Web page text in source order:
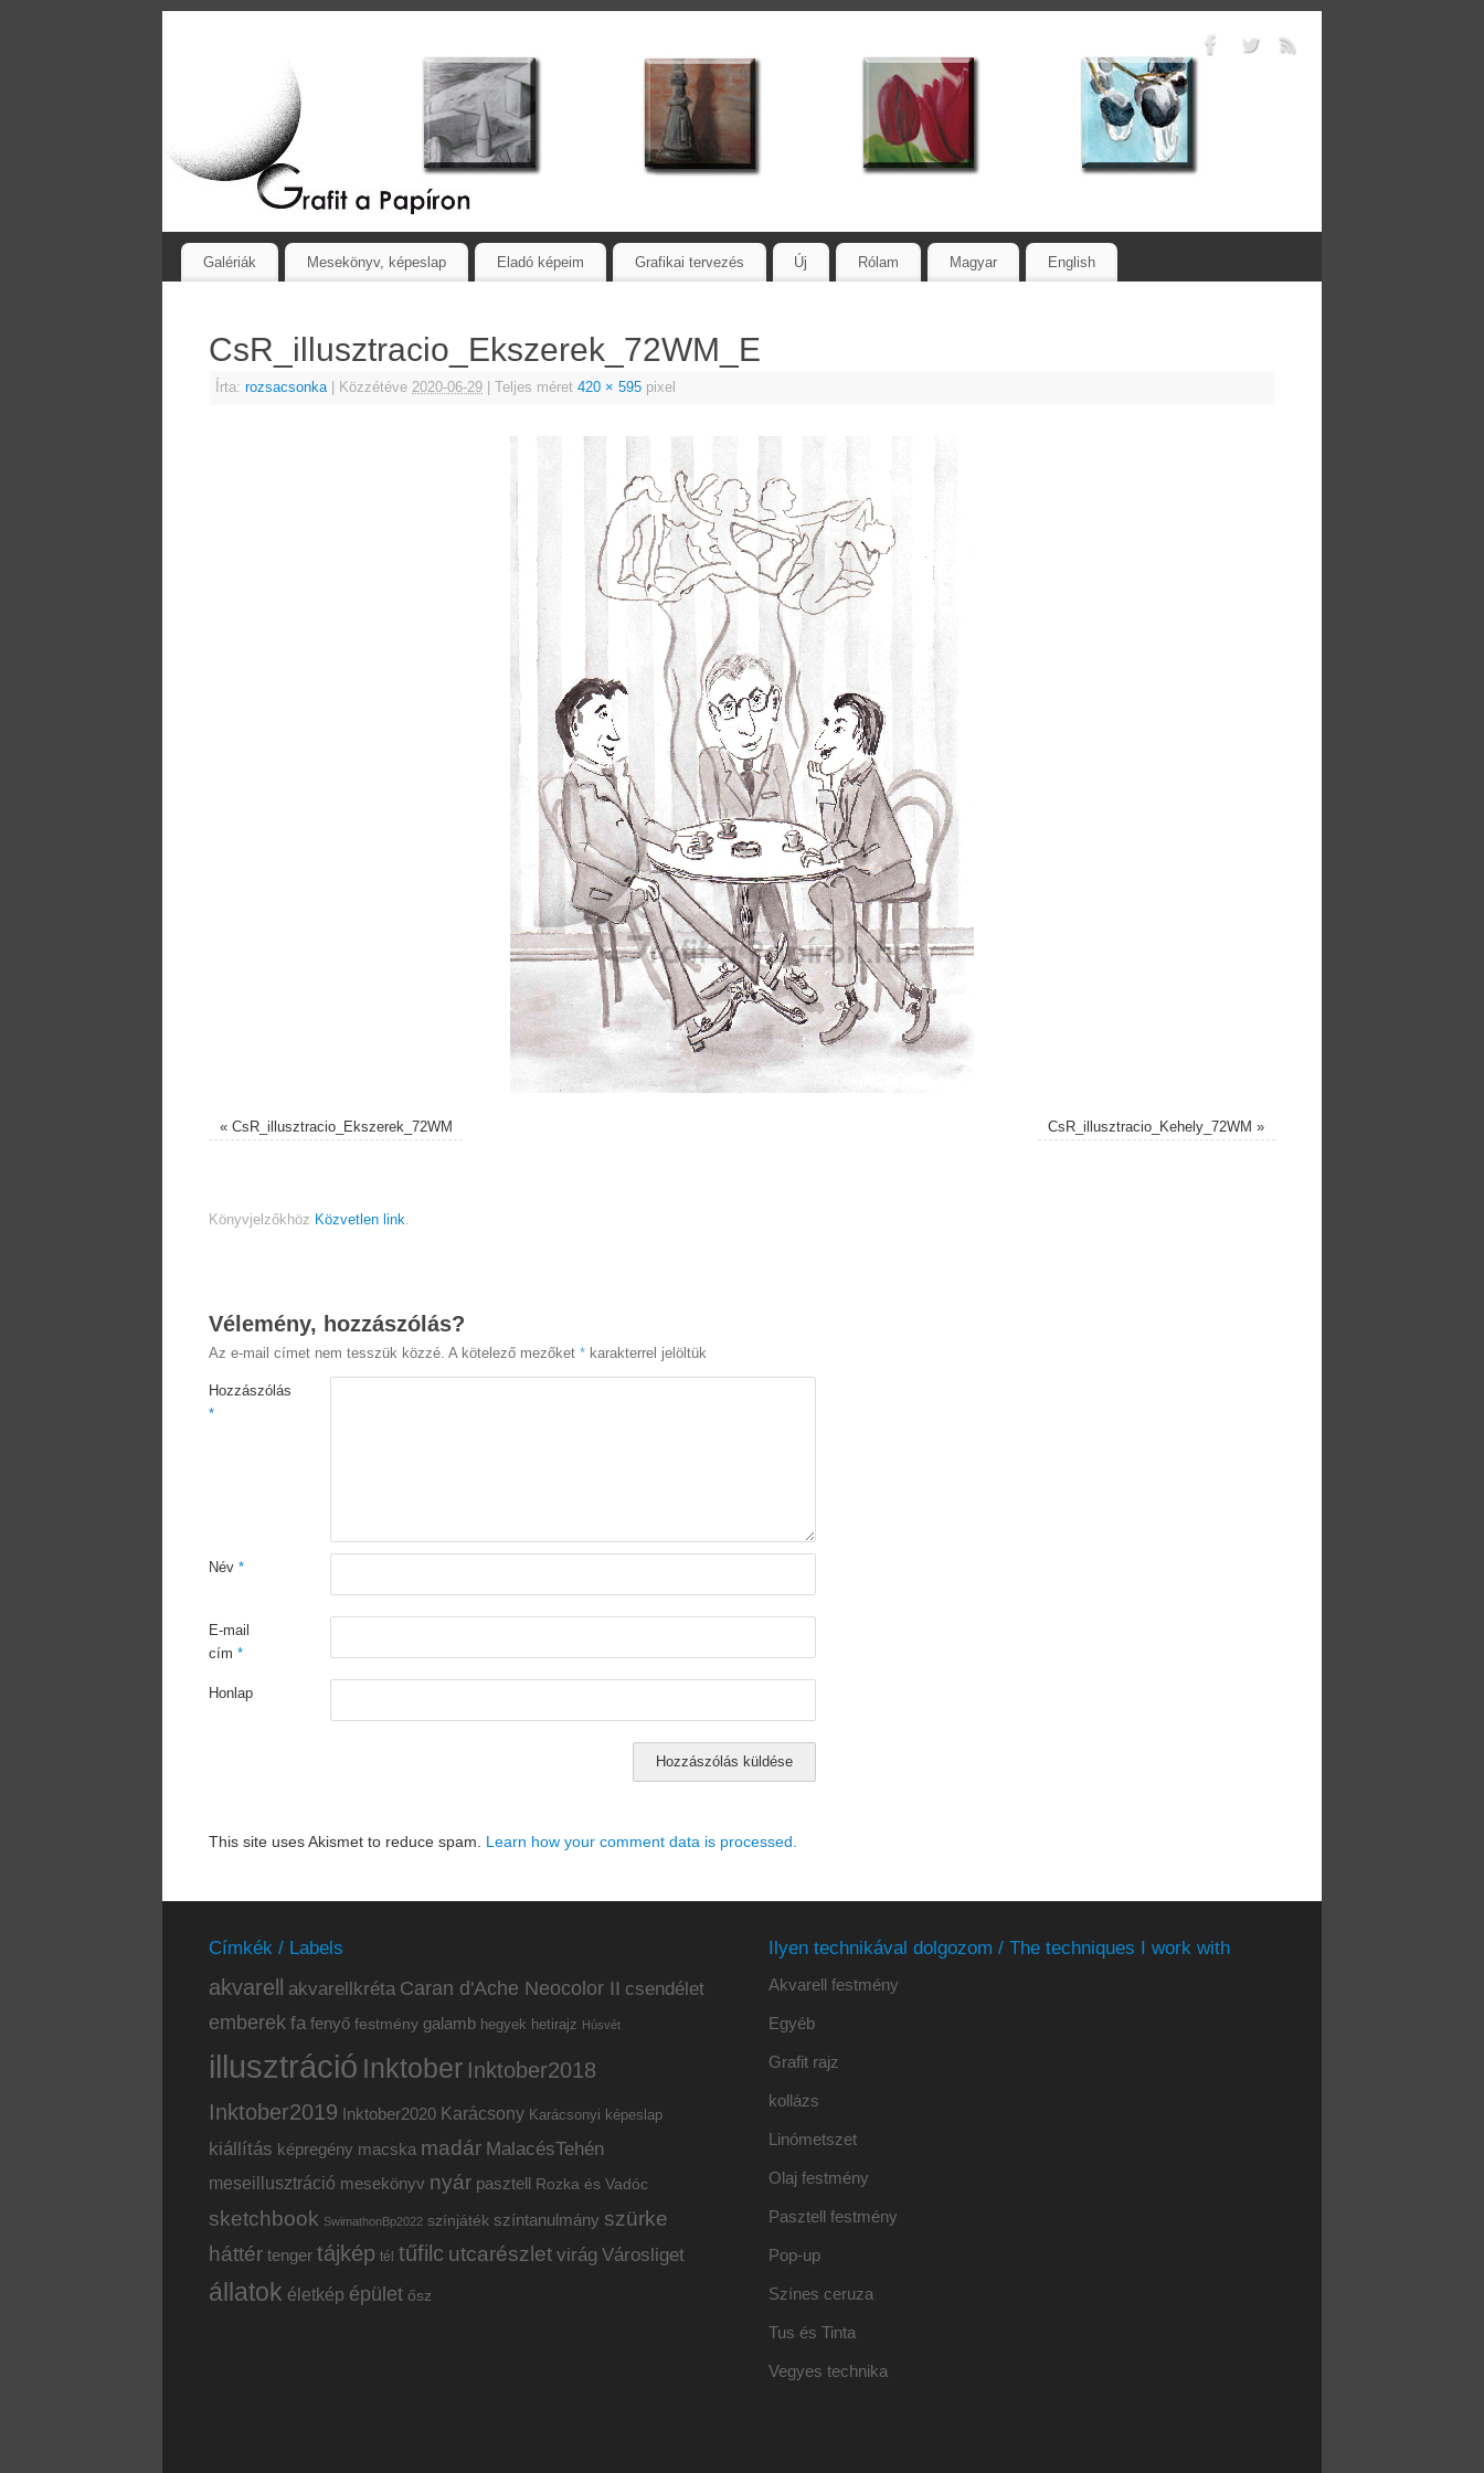
Galériák Mesekönyv, képeslap Eladó képeim Grafikai tervezés Új Rólam Magyar English
CsR_illusztracio_Ekszerek_72WM_E
Írta: rozsacsonka Közzétéve 2020-06-29 Teljes méret 420 × 595 pixel
« CsR_illusztracio_Ekszerek_72WM CsR_illusztracio_Kehely_72WM »
Könyvjelzőkhöz Közvetlen link.
Vélemény, hozzászólás?
Az e-mail címet nem tesszük közzé. A kötelező mezőket * karakterrel jelöltük
Hozzászólás
*
Név *
E-mail
cím *
Honlap
This site uses Akismet to reduce spam. Learn how your comment data is processed.
Címkék / Labels
akvarell akvarellkréta Caran d'Ache Neocolor II csendélet
emberek fa fenyő festmény galamb hegyek hetirajz Húsvét
illusztráció Inktober Inktober2018
Inktober2019 Inktober2020 Karácsony Karácsonyi képeslap
kiállítás képregény macska madár MalacésTehén
meseillusztráció mesekönyv nyár pasztell Rozka és Vadóc
sketchbook SwimathonBp2022 színjáték színtanulmány szürke
háttér tenger tájkép tél tűfilc utcarészlet virág Városliget
állatok életkép épület ősz
Ilyen technikával dolgozom / The techniques I work with
Akvarell festmény
Egyéb
Grafit rajz
kollázs
Linómetszet
Olaj festmény
Pasztell festmény
Pop-up
Színes ceruza
Tus és Tinta
Vegyes technika